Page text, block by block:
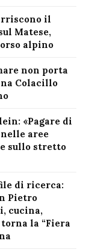
il
Matese,
alpino
non porta
Colacillo
«Pagare di
aree
sullo stretto
di ricerca:
Pietro
cucina,
la “Fiera